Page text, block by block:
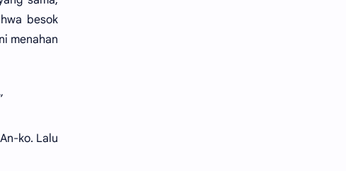
besok
menahan
ko. Lalu